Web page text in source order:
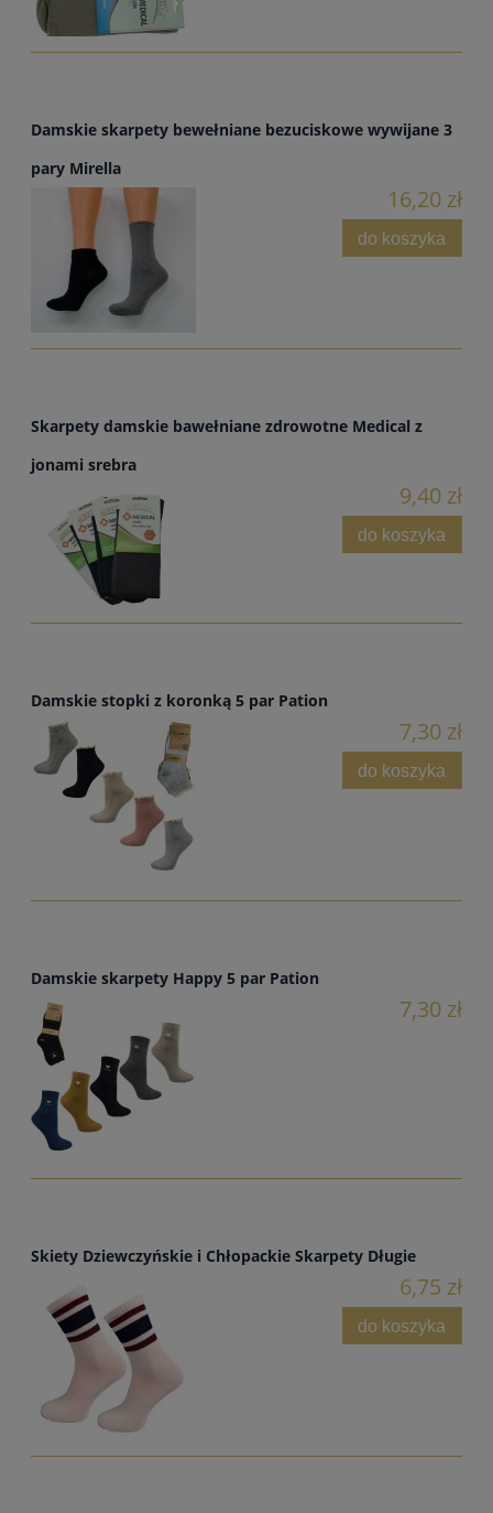
Damskie skarpety bewełniane bezuciskowe wywijane 3
pary Mirella
16,20 zł
do koszyka
Skarpety damskie bawełniane zdrowotne Medical z
jonami srebra
9,40 zł
do koszyka
Damskie stopki z koronką 5 par Pation
7,30 zł
do koszyka
Damskie skarpety Happy 5 par Pation
7,30 zł
Skiety Dziewczyńskie i Chłopackie Skarpety Długie
6,75 zł
do koszyka